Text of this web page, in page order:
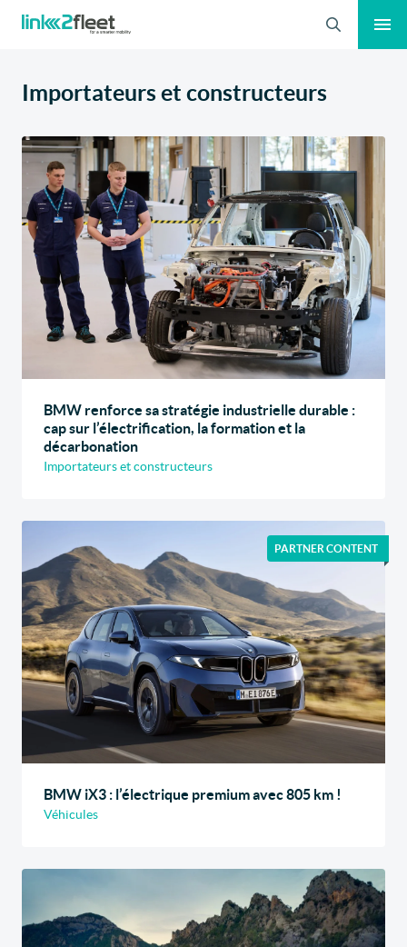
Search
Importateurs et constructeurs
BMW renforce sa stratégie industrielle durable :
cap sur l’électrification, la formation et la
décarbonation
Importateurs et constructeurs
PARTNER CONTENT
BMW iX3 : l’électrique premium avec 805 km !
Véhicules